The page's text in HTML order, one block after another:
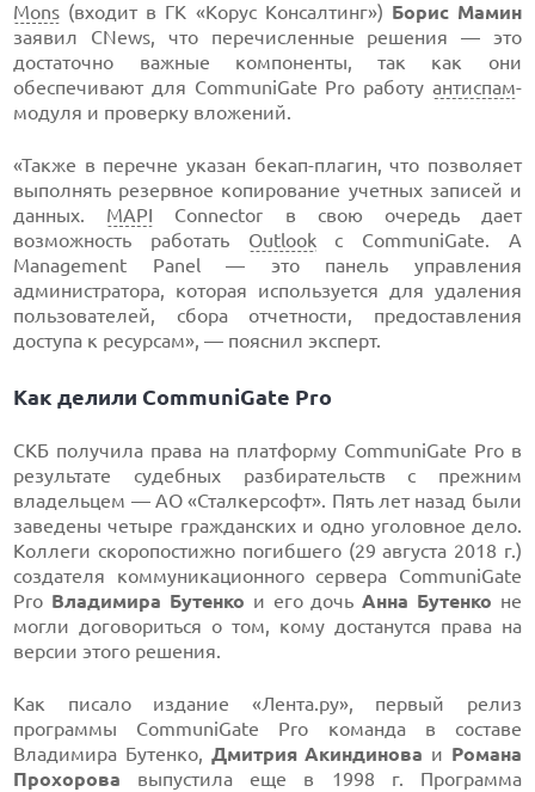
Mons (входит в ГК «Корус Консалтинг») Борис Мамин
заявил CNews, что
перечисленные решения — это
достаточно важные компоненты, так как они
обеспечивают для CommuniGate Pro работу антиспам-
модуля и проверку вложений.
«Также в перечне указан бекап-плагин, что позволяет
выполнять резервное копирование учетных записей и
данных. MAPI Connector в свою очередь дает
возможность работать Outlookс CommuniGate. А
Management Panel — это панель управления
администратора, которая используется для удаления
пользователей, сбора отчетности, предоставления
доступа к ресурсам», — пояснил эксперт.
Как делили CommuniGate Pro
СКБ получила права на платформу CommuniGate Pro в
результате судебных разбирательств с прежним
владельцем — АО «Сталкерсофт». Пять лет назад были
заведены четыре гражданских и одно уголовное дело.
Коллеги скоропостижно погибшего (29 августа 2018 г.)
создателя коммуникационного сервера CommuniGate
Pro Владимира Бутенко и его дочьАнна Бутенко не
могли договориться о том, кому достанутся права на
версии этого решения.
Как писало издание «Лента.ру», первый релиз
программы CommuniGate Pro команда в составе
Владимира Бутенко, Дмитрия Акиндинова и Романа
Прохорова выпустила еще в 1998 г. Программа